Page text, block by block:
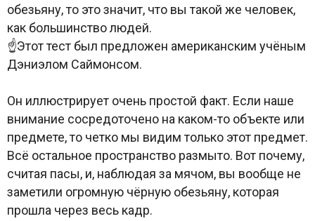
обезьяну, то это значит, что вы такой же человек,
как большинство людей.
☝️Этот тест был предложен американским учёным
Дэниэлом Саймонсом.
Он иллюстрирует очень простой факт. Если наше
внимание сосредоточено на каком-то объекте или
предмете, то четко мы видим только этот предмет.
Всё остальное пространство размыто. Вот почему,
считая пасы, и, наблюдая за мячом, вы вообще не
заметили огромную чёрную обезьяну, которая
прошла через весь кадр.